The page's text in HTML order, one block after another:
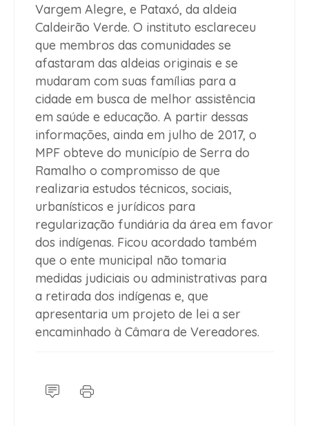
Vargem Alegre, e Pataxó, da aldeia
Caldeirão Verde. O instituto esclareceu
que membros das comunidades se
afastaram das aldeias originais e se
mudaram com suas famílias para a
cidade em busca de melhor assistência
em saúde e educação. A partir dessas
informações, ainda em julho de 2017, o
MPF obteve do município de Serra do
Ramalho o compromisso de que
realizaria estudos técnicos, sociais,
urbanísticos e jurídicos para
regularização fundiária da área em favor
dos indígenas. Ficou acordado também
que o ente municipal não tomaria
medidas judiciais ou administrativas para
a retirada dos indígenas e, que
apresentaria um projeto de lei a ser
encaminhado à Câmara de Vereadores.